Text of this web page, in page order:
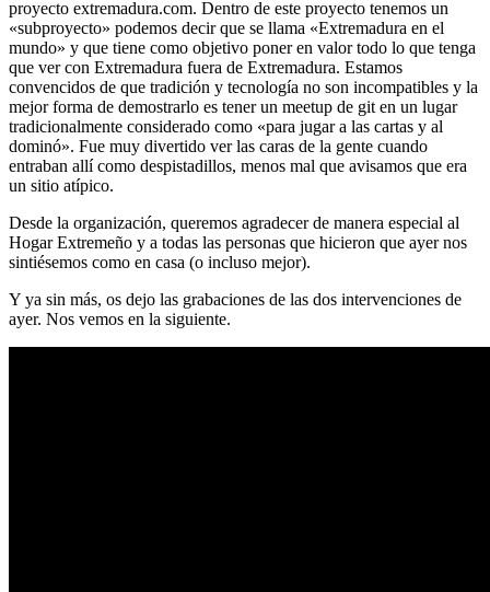
proyecto extremadura.com. Dentro de este proyecto tenemos un
«subproyecto» podemos decir que se llama «Extremadura en el
mundo» y que tiene como objetivo poner en valor todo lo que tenga
que ver con Extremadura fuera de Extremadura. Estamos
convencidos de que tradición y tecnología no son incompatibles y la
mejor forma de demostrarlo es tener un meetup de git en un lugar
tradicionalmente considerado como «para jugar a las cartas y al
dominó». Fue muy divertido ver las caras de la gente cuando
entraban allí como despistadillos, menos mal que avisamos que era
un sitio atípico.
Desde la organización, queremos agradecer de manera especial al
Hogar Extremeño y a todas las personas que hicieron que ayer nos
sintiésemos como en casa (o incluso mejor).
Y ya sin más, os dejo las grabaciones de las dos intervenciones de
ayer. Nos vemos en la siguiente.